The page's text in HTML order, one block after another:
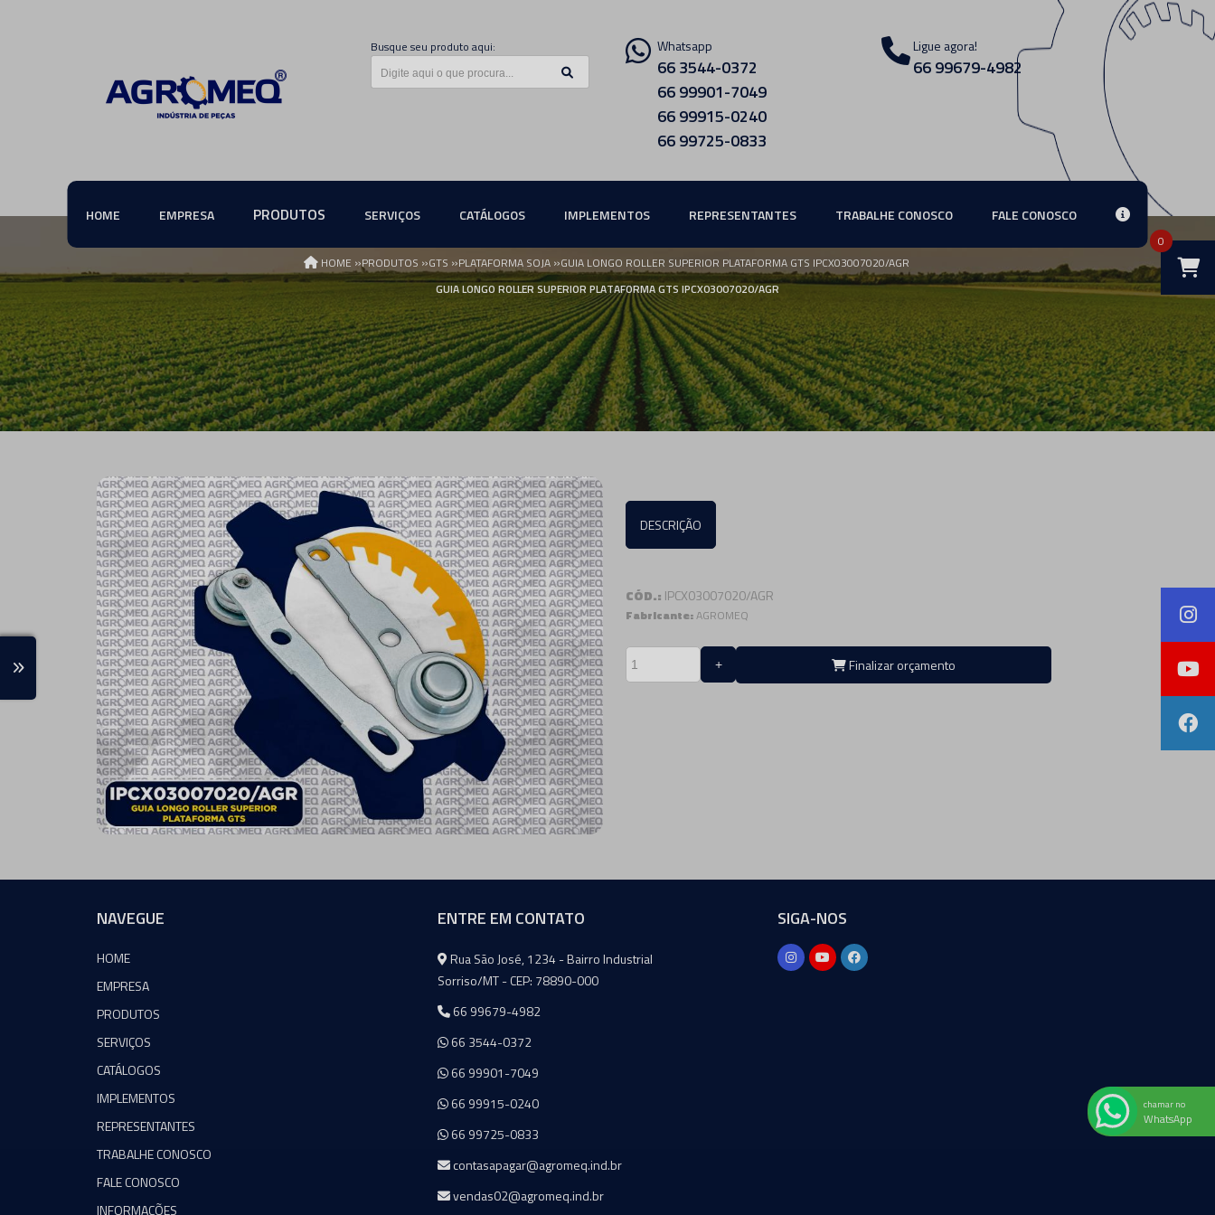
Busque seu produto aqui: Whatsapp
66 3544-0372
66 99901-7049
66 99915-0240
66 99725-0833
Ligue agora!
66 99679-4982
HOME EMPRESA PRODUTOS SERVIÇOS CATÁLOGOS IMPLEMENTOS REPRESENTANTES TRABALHE CONOSCO FALE CONOSCO
0
HOME »PRODUTOS »GTS »PLATAFORMA SOJA »GUIA LONGO ROLLER SUPERIOR PLATAFORMA GTS IPCX03007020/AGR
GUIA LONGO ROLLER SUPERIOR PLATAFORMA GTS IPCX03007020/AGR
DESCRIÇÃO
CÓD.: IPCX03007020/AGR
Fabricante:AGROMEQ
Finalizar orçamento
NAVEGUE
HOME
EMPRESA
PRODUTOS
SERVIÇOS
CATÁLOGOS
IMPLEMENTOS
REPRESENTANTES
TRABALHE CONOSCO
FALE CONOSCO
INFORMAÇÕES
ENTRE EM CONTATO
Agromeq
Rua São José, 1234 - Bairro Industrial
Sorriso/MT - CEP: 78890-000
66 99679-4982
66 3544-0372
66 99901-7049
66 99915-0240
66 99725-0833
contasapagar@agromeq.ind.br
vendas02@agromeq.ind.br
SIGA-NOS
chamar no
WhatsApp